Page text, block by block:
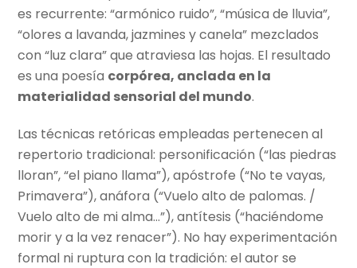
es recurrente: “armónico ruido”, “música de lluvia”,
“olores a lavanda, jazmines y canela” mezclados
con “luz clara” que atraviesa las hojas. El resultado
es una poesía corpórea, anclada en la
materialidad sensorial del mundo.
Las técnicas retóricas empleadas pertenecen al
repertorio tradicional: personificación (“las piedras
lloran”, “el piano llama”), apóstrofe (“No te vayas,
Primavera”), anáfora (“Vuelo alto de palomas. /
Vuelo alto de mi alma…”), antítesis (“haciéndome
morir y a la vez renacer”). No hay experimentación
formal ni ruptura con la tradición: el autor se